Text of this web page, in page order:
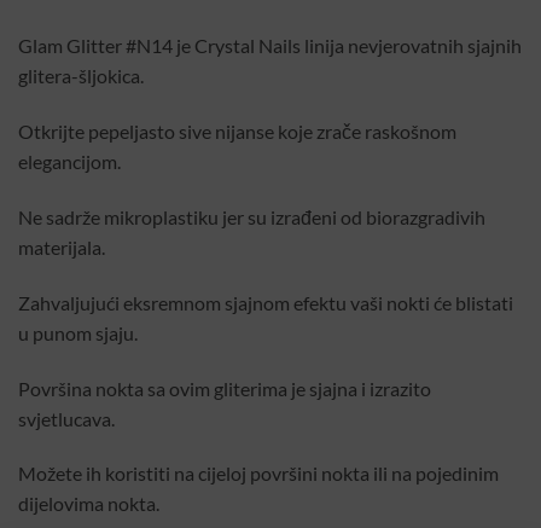
Glam Glitter #N14 je Crystal Nails linija nevjerovatnih sjajnih
glitera-šljokica.
Otkrijte pepeljasto sive nijanse koje zrače raskošnom
elegancijom.
Ne sadrže mikroplastiku jer su izrađeni od biorazgradivih
materijala.
Zahvaljujući eksremnom sjajnom efektu vaši nokti će blistati
u punom sjaju.
Površina nokta sa ovim gliterima je sjajna i izrazito
svjetlucava.
Možete ih koristiti na cijeloj površini nokta ili na pojedinim
dijelovima nokta.